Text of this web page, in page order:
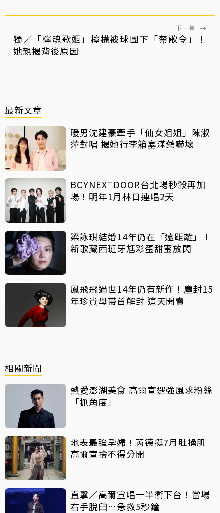
下一篇 →
獨／「檸魂歌姬」檸檬被球團下「禁歌令」！
她親揭背後原因
最新文章
暖男沈建豪牽手「仙女姐姐」陳淑
萍對唱 揭她行李箱塞滿藥嚇壞
BOYNEXTDOOR台北場秒殺再加
場！明年1月林口連唱2天
梁詠琪結婚14年仍在「遠距離」！
新歌藏西班牙尪彩蛋甜蜜放閃
鳳飛飛過世14年仍有新作！塵封15
年珍貴母帶首解封 這天開賣
相關新聞
熱愛澎湖美食 高爾宣遇強風求粉絲
「抓角度」
地表最強孕婦！芮德挺7月肚操肌
高爾宣捨不得分開
直擊／高爾宣唱一半衝下台！當場
右手脫臼…急救5秒鐘